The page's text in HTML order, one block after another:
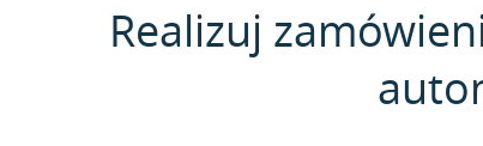
Realizuj